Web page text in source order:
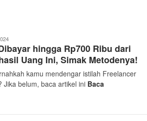
hingga Rp700 Ribu dari
Uang Ini, Simak Metodenya!
kamu mendengar istilah Freelancer
Jika belum, baca artikel ini Baca